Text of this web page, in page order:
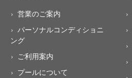
営業のご案内
パーソナルコンディショニ
ング
ご利用案内
プールについて